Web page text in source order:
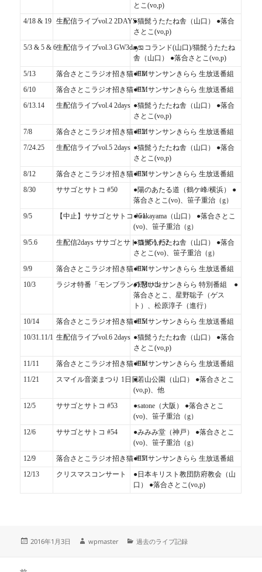
とこ(vo,p)
4/18 & 19 生配信ライブvol.2 2DAYS●猫髭うたたね舎（山口） ●落合
さとこ(vo,p)
5/3 & 5 & 6生配信ライブvol.3 GW3days●ココランド(山口)/猫髭うたたね
舎（山口） ●落合さとこ(vo,p)
5/13 落合さとこラジオ招き猫 #10●FMサンサンきらら 生放送番組
6/10 落合さとこラジオ招き猫 #11●FMサンサンきらら 生放送番組
6/13.14 生配信ライブvol.4 2days ●猫髭うたたね舎（山口） ●落合
さとこ(vo,p)
7/8 落合さとこラジオ招き猫 #12●FMサンサンきらら 生放送番組
7/24.25 生配信ライブvol.5 2days ●猫髭うたたね舎（山口） ●落合
さとこ(vo,p)
8/12 落合さとこラジオ招き猫 #13●FMサンサンきらら 生放送番組
8/30 ササゴとサトコ #50
●陽のあたる道（鶴ケ峰/横浜） ●
落合さとこ(vo)、笹子重治（g）
9/5 【中止】ササゴとサトコ #51●wakayama（山口） ●落合さとこ
(vo)、笹子重治（g）
9/5.6 生配信2days ササゴとサトコ #51,#52●猫髭うたたね舎（山口） ●落合
さとこ(vo)、笹子重治（g）
9/9 落合さとこラジオ招き猫 #14●FMサンサンきらら 生放送番組
10/3 ラジオ特番「モンブランの思い出」●FMサンサンきらら 特別番組 ●
落合さとこ、星野聡子（ゲス
ト）、松原淳子（進行）
10/14 落合さとこラジオ招き猫 #15●FMサンサンきらら 生放送番組
10/31.11/1 生配信ライブvol.6 2days ●猫髭うたたね舎（山口） ●落合
さとこ(vo,p)
11/11 落合さとこラジオ招き猫 #16●FMサンサンきらら 生放送番組
11/21 スマイル音楽まつり 1日目●若山公園（山口） ●落合さとこ
(vo,p)、他
12/5 ササゴとサトコ #53
●satone（大阪） ●落合さとこ
(vo)、笹子重治（g）
12/6 ササゴとサトコ #54
●みみみ堂（神戸） ●落合さとこ
(vo)、笹子重治（g）
12/9 落合さとこラジオ招き猫 #17●FMサンサンきらら 生放送番組
12/13 クリスマスコンサート
●日本キリスト教団防府教会（山
口） ●落合さとこ(vo,p)
投
2016年1月3日
作
wpmaster
カ
過去のライブ記録